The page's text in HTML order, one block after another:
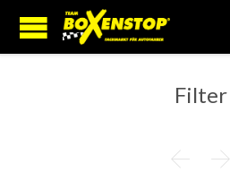
Filter
 